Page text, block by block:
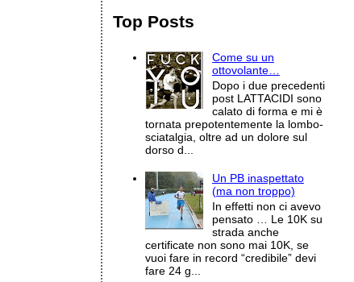
Top Posts
Come su un
ottovolante…
Dopo i due precedenti
post LATTACIDI sono
calato di forma e mi è
tornata prepotentemente la lombo-
sciatalgia, oltre ad un dolore sul
dorso d...
Un PB inaspettato
(ma non troppo)
In effetti non ci avevo
pensato … Le 10K su
strada anche
certificate non sono mai 10K, se
vuoi fare in record “credibile” devi
fare 24 g...